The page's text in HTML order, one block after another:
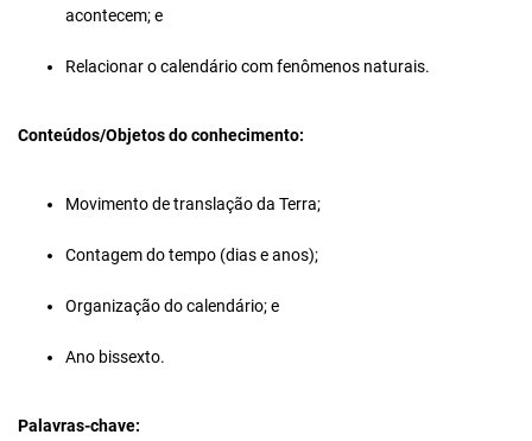
acontecem; e
Relacionar o calendário com fenômenos naturais.
Conteúdos/Objetos do conhecimento:
Movimento de translação da Terra;
Contagem do tempo (dias e anos);
Organização do calendário; e
Ano bissexto.
Palavras-chave: